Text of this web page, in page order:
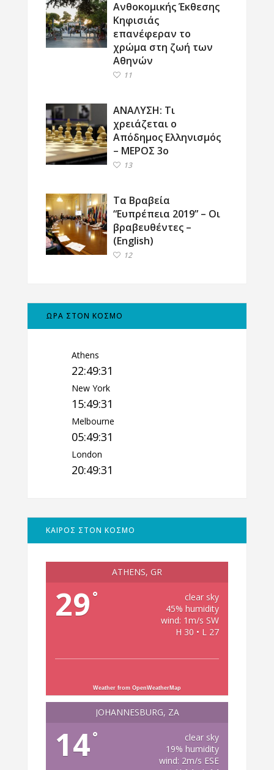
Ανθοκομικής Έκθεσης
Κηφισιάς
επανέφεραν το
χρώμα στη ζωή των
Αθηνών
11
ΑΝΑΛΥΣΗ: Τι
χρειάζεται ο
Απόδημος Ελληνισμός
– ΜΕΡΟΣ 3ο
13
Τα Βραβεία
“Ευπρέπεια 2019” – Οι
βραβευθέντες –
(English)
12
ΩΡΑ ΣΤΟΝ ΚΟΣΜΟ
Athens
22:49:32
New York
15:49:32
Melbourne
05:49:32
London
20:49:32
ΚΑΙΡΟΣ ΣΤΟΝ ΚΟΣΜΟ
ATHENS, GR
29 °
clear sky
45% humidity
wind: 1m/s SW
H 30 • L 27
Weather from OpenWeatherMap
JOHANNESBURG, ZA
14°
clear sky
19% humidity
wind: 2m/s ESE